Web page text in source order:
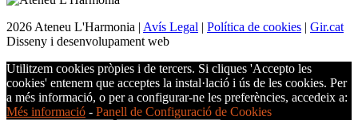
2026 Ateneu L'Harmonia | Avís Legal | Política de cookies | Gir.cat
Disseny i desenvolupament web
Utilitzem cookies pròpies i de tercers. Si cliques 'Accepto les
cookies' entenem que acceptes la instal·lació i ús de les cookies. Per
a més informació, o per a configurar-ne les preferències, accedeix a:
Més informació - Panell de Configuració de Cookies